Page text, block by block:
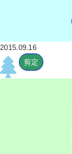
2015.09.16
剪定